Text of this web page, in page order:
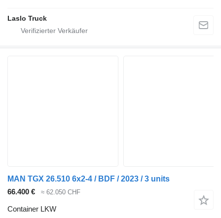
Laslo Truck
MAN TGX 26.510 6x2-4 / BDF / 2023 / 3 units
66.400 €
≈ 62.050 CHF
Container LKW